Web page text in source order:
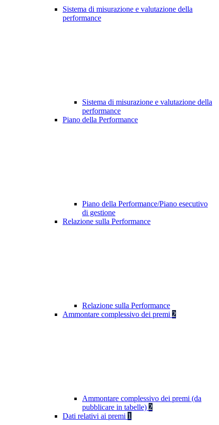
Sistema di misurazione e valutazione della
performance
Sistema di misurazione e valutazione della
performance
Piano della Performance
Piano della Performance/Piano esecutivo
di gestione
Relazione sulla Performance
Relazione sulla Performance
Ammontare complessivo dei premi 2
Ammontare complessivo dei premi (da
pubblicare in tabelle) 2
Dati relativi ai premi 1